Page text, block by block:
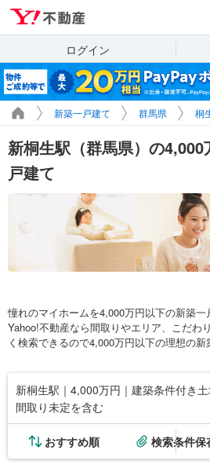
ログイン
新築一戸建て 群馬県 桐
新桐生駅（群馬県）の
戸建て
憧れのマイホームを4,000万円以下の新築一
Yahoo!不動産なら間取りやエリア、こだわ
く検索できるので4,000万円以下の理想の新
新桐生駅｜4,000万円｜建築条件付き土
間取り未定を含む
おすすめ順 検索条件保